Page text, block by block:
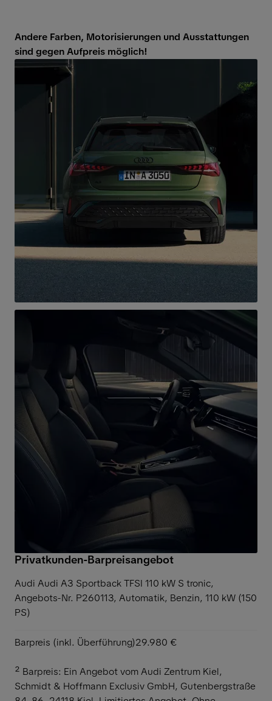
Andere Farben, Motorisierungen und Ausstattungen
sind gegen Aufpreis möglich!
Privatkunden-Barpreisangebot
Audi Audi A3 Sportback TFSI 110 kW S tronic,
Angebots-Nr. P260113, Automatik, Benzin, 110 kW (150
PS)
Barpreis (inkl. Überführung)29.980 €
² Barpreis: Ein Angebot vom Audi Zentrum Kiel,
Schmidt & Hoffmann Exclusiv GmbH, Gutenbergstraße